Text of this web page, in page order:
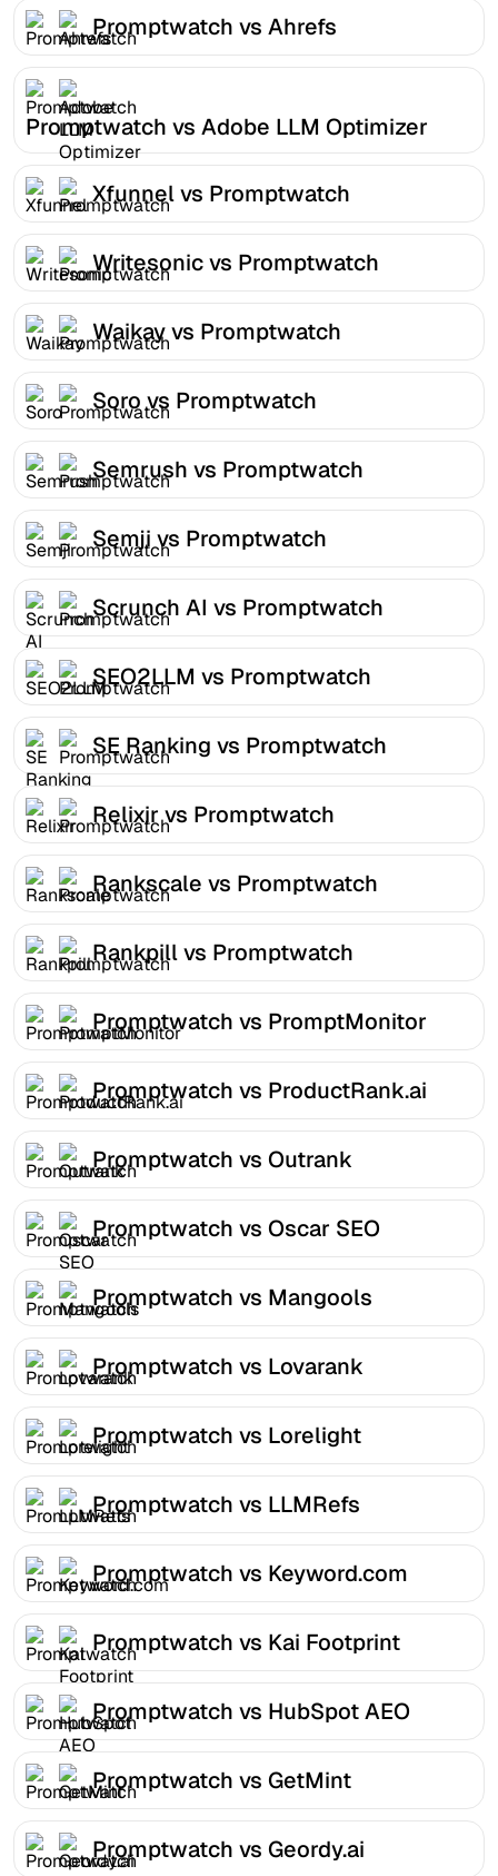
Promptwatch vs Ahrefs
Promptwatch vs Adobe LLM Optimizer
Xfunnel vs Promptwatch
Writesonic vs Promptwatch
Waikay vs Promptwatch
Soro vs Promptwatch
Semrush vs Promptwatch
Semji vs Promptwatch
Scrunch AI vs Promptwatch
SEO2LLM vs Promptwatch
SE Ranking vs Promptwatch
Relixir vs Promptwatch
Rankscale vs Promptwatch
Rankpill vs Promptwatch
Promptwatch vs PromptMonitor
Promptwatch vs ProductRank.ai
Promptwatch vs Outrank
Promptwatch vs Oscar SEO
Promptwatch vs Mangools
Promptwatch vs Lovarank
Promptwatch vs Lorelight
Promptwatch vs LLMRefs
Promptwatch vs Keyword.com
Promptwatch vs Kai Footprint
Promptwatch vs HubSpot AEO
Promptwatch vs GetMint
Promptwatch vs Geordy.ai